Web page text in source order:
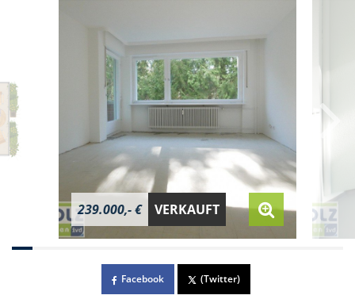
239.000,- € VERKAUFT
Facebook (Twitter)